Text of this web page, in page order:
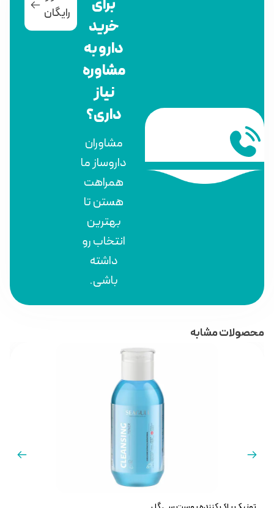
برای
خرید
دارو به
مشاوره
نیاز
داری؟
مشاوران
داروساز ما
همراهت
هستن تا
بهترین
انتخاب رو
داشته
باشی.
رایگان
محصولات مشابه